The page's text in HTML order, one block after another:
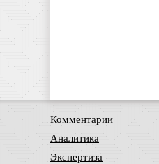
Комментарии
Аналитика
Экспертиза